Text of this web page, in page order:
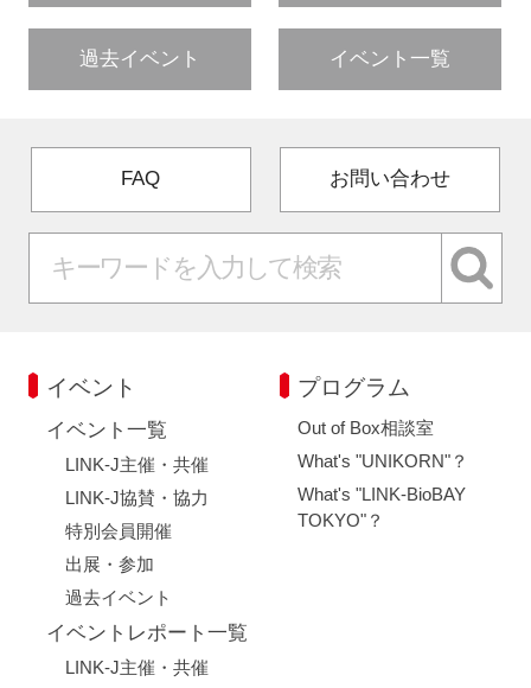
過去イベント イベント一覧
FAQ お問い合わせ
イベント
イベント一覧
LINK-J主催・共催
LINK-J協賛・協力
特別会員開催
出展・参加
過去イベント
イベントレポート一覧
LINK-J主催・共催
プログラム
Out of Box相談室
What's "UNIKORN"？
What's "LINK-BioBAY
TOKYO"？